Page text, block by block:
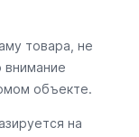
товара, не
внимание
объекте.
на